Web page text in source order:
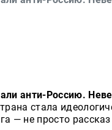
анти-Россию.
стала
— не просто